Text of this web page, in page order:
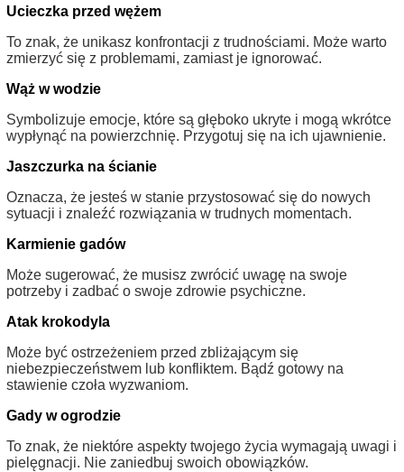
Ucieczka przed wężem
To znak, że unikasz konfrontacji z trudnościami. Może warto
zmierzyć się z problemami, zamiast je ignorować.
Wąż w wodzie
Symbolizuje emocje, które są głęboko ukryte i mogą wkrótce
wypłynąć na powierzchnię. Przygotuj się na ich ujawnienie.
Jaszczurka na ścianie
Oznacza, że jesteś w stanie przystosować się do nowych
sytuacji i znaleźć rozwiązania w trudnych momentach.
Karmienie gadów
Może sugerować, że musisz zwrócić uwagę na swoje
potrzeby i zadbać o swoje zdrowie psychiczne.
Atak krokodyla
Może być ostrzeżeniem przed zbliżającym się
niebezpieczeństwem lub konfliktem. Bądź gotowy na
stawienie czoła wyzwaniom.
Gady w ogrodzie
To znak, że niektóre aspekty twojego życia wymagają uwagi i
pielęgnacji. Nie zaniedbuj swoich obowiązków.